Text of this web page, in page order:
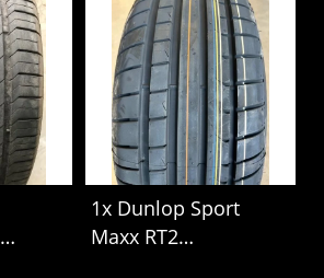
1x Dunlop Sport
Maxx RT2